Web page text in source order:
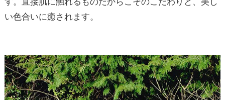
い色合いに癒されます。